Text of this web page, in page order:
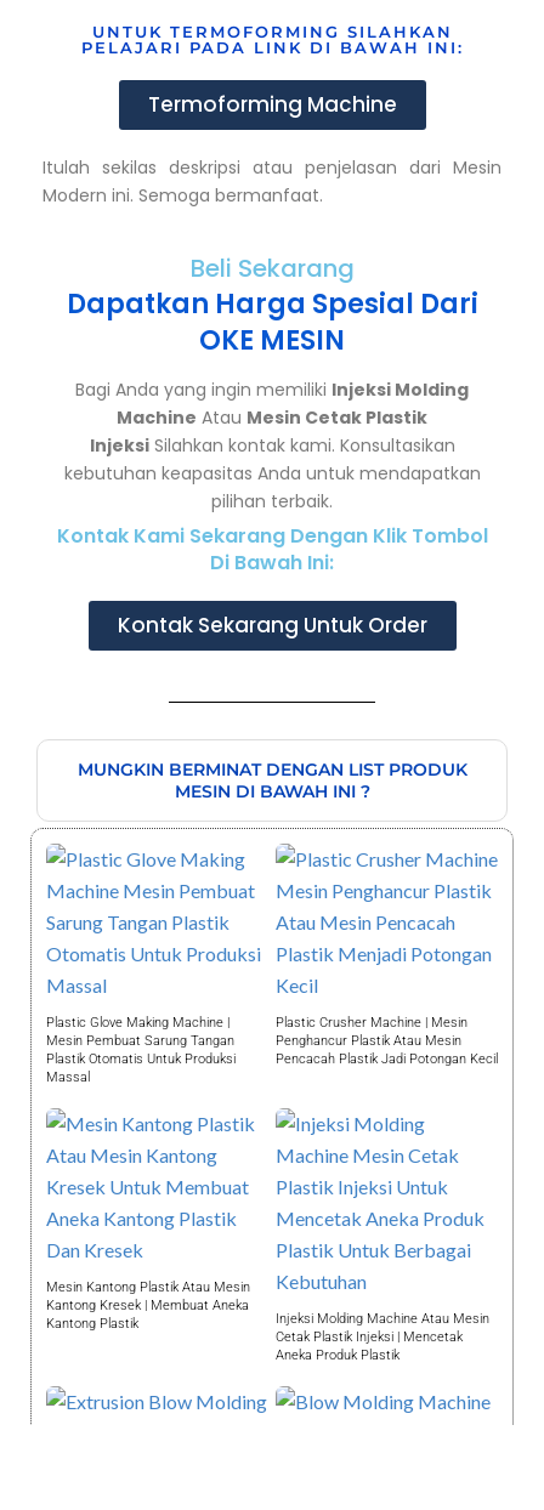
UNTUK TERMOFORMING SILAHKAN
PELAJARI PADA LINK DI BAWAH INI:
Termoforming Machine
Itulah sekilas deskripsi atau penjelasan dari Mesin
Modern ini. Semoga bermanfaat.
Beli Sekarang
Dapatkan Harga Spesial Dari
OKE MESIN
Bagi Anda yang ingin memiliki Injeksi Molding
Machine Atau Mesin Cetak Plastik
InjeksiSilahkan kontak kami. Konsultasikan
kebutuhan keapasitas Anda untuk mendapatkan
pilihan terbaik.
Kontak Kami Sekarang Dengan Klik Tombol
Di Bawah Ini:
Kontak Sekarang Untuk Order
MUNGKIN BERMINAT DENGAN LIST PRODUK
MESIN DI BAWAH INI ?
Plastic Glove Making Machine |
Mesin Pembuat Sarung Tangan
Plastik Otomatis Untuk Produksi
Massal
Plastic Crusher Machine | Mesin
Penghancur Plastik Atau Mesin
Pencacah Plastik Jadi Potongan Kecil
Mesin Kantong Plastik Atau Mesin
Kantong Kresek | Membuat Aneka
Kantong Plastik
Injeksi Molding Machine Atau Mesin
Cetak Plastik Injeksi | Mencetak
Aneka Produk Plastik